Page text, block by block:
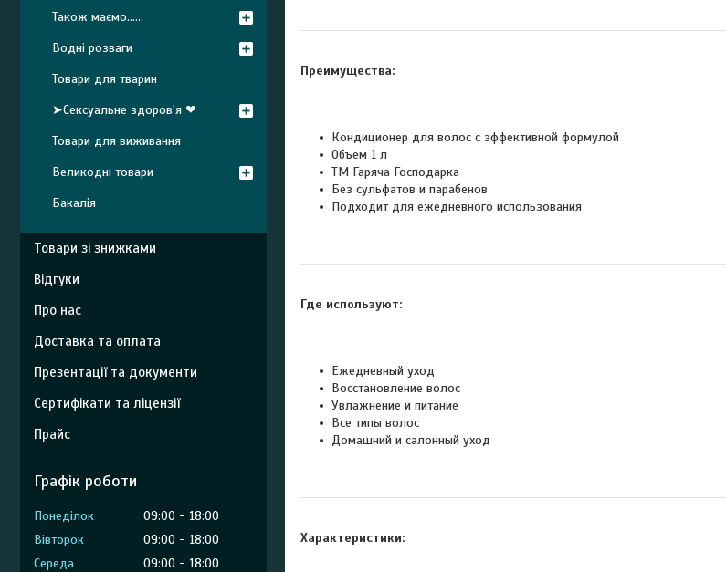
Преимущества:
Кондиционер для волос с эффективной формулой
Объём 1 л
ТМ Гаряча Господарка
Без сульфатов и парабенов
Подходит для ежедневного использования
Где используют:
Ежедневный уход
Восстановление волос
Увлажнение и питание
Все типы волос
Домашний и салонный уход
Характеристики:
Також маємо......
Водні розваги
Товари для тварин
➤Сексуальне здоров'я ❤
Товари для виживання
Великодні товари
Бакалія
Товари зі знижками
Відгуки
Про нас
Доставка та оплата
Презентації та документи
Сертифікати та ліцензії
Прайс
Графік роботи
Понеділок 09:00
18:00
Вівторок
09:00
18:00
Середа
09:00
18:00